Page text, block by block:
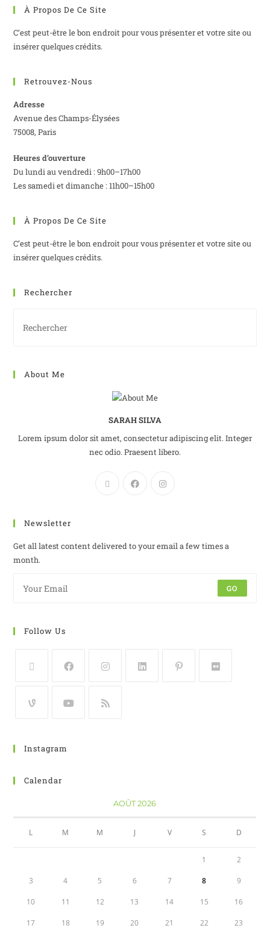
À Propos De Ce Site
C’est peut-être le bon endroit pour vous présenter et votre site ou
insérer quelques crédits.
Retrouvez-Nous
Adresse
Avenue des Champs-Élysées
75008, Paris
Heures d’ouverture
Du lundi au vendredi : 9h00–17h00
Les samedi et dimanche : 11h00–15h00
À Propos De Ce Site
C’est peut-être le bon endroit pour vous présenter et votre site ou
insérer quelques crédits.
Rechercher
About Me
SARAH SILVA
Lorem ipsum dolor sit amet, consectetur adipiscing elit. Integer
nec odio. Praesent libero.
Newsletter
Get all latest content delivered to your email a few times a
month.
GO
Follow Us
Instagram
Calendar
AOÛT 2026
L M M J V S D
1 2
3 4 5 6 7 8 9
10 11 12 13 14 15 16
17 18 19 20 21 22 23